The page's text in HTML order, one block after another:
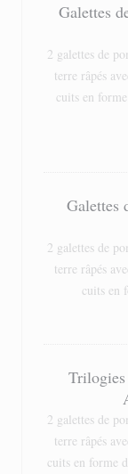
Galettes
2 galettes de
terre râpés
cuits en
Galettes
2 galettes de
terre râpés
cuits en
Trilogies
2 galettes de
terre râpés
cuits en forme